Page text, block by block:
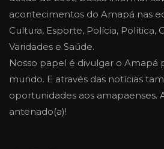
acontecimentos do Amapá nas
Cultura, Esporte, Polícia, Política,
Varidades e Saúde.
Nosso papel é divulgar o Amapá
mundo. E através das notícias
oportunidades aos amapaenses.
antenado(a)!